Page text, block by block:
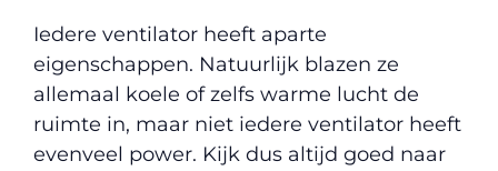
Iedere ventilator heeft aparte
eigenschappen. Natuurlijk blazen ze
allemaal koele of zelfs warme lucht de
ruimte in, maar niet iedere ventilator heeft
evenveel power. Kijk dus altijd goed naar